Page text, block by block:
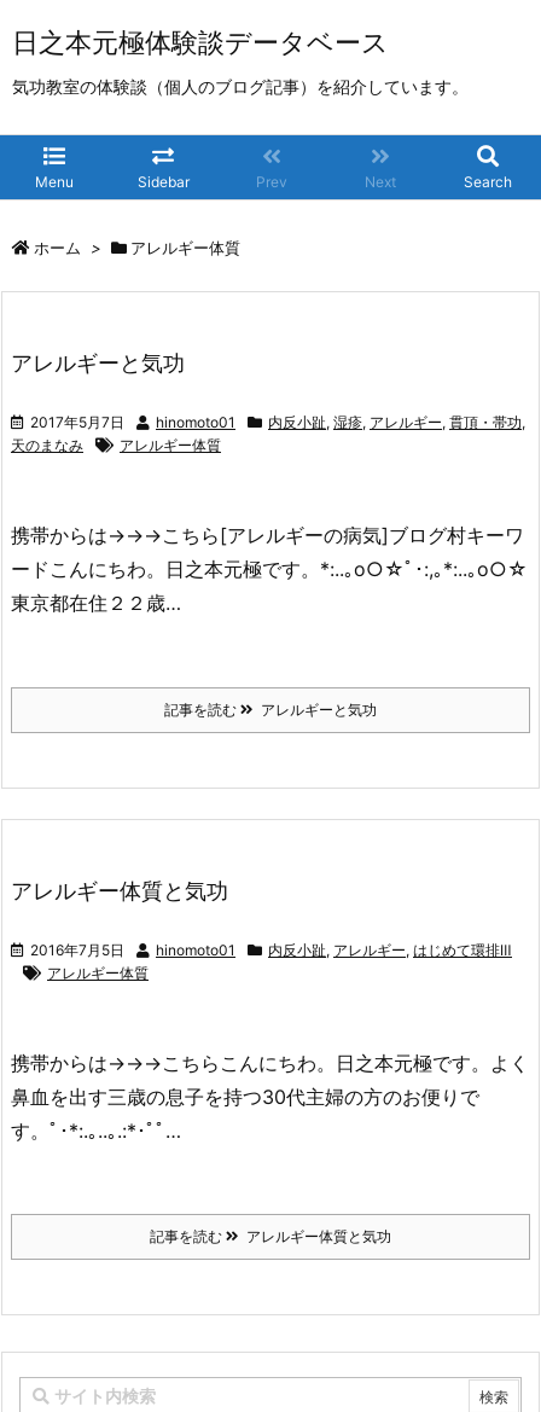
日之本元極体験談データベース
気功教室の体験談（個人のブログ記事）を紹介しています。
Menu Sidebar Prev Next Search
ホーム > アレルギー体質
アレルギーと気功
2017年5月7日 hinomoto01 内反小趾, 湿疹, アレルギー, 貫頂・帯功,
天のまなみ
アレルギー体質
携帯からは→→→こちら[アレルギーの病気]ブログ村キーワ
ードこんにちわ。日之本元極です。*:..｡o○☆ﾟ･:,｡*:..｡o○☆
東京都在住２２歳…
記事を読む アレルギーと気功
アレルギー体質と気功
2016年7月5日 hinomoto01 内反小趾, アレルギー, はじめて環排Ⅲ
アレルギー体質
携帯からは→→→こちらこんにちわ。日之本元極です。よく
鼻血を出す三歳の息子を持つ30代主婦の方のお便りで
す。ﾟ･*:.｡..｡.:*･ﾟﾟ…
記事を読む アレルギー体質と気功